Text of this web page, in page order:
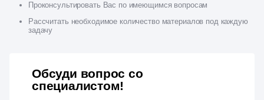
Проконсультировать Вас по имеющимся вопросам
Рассчитать необходимое количество материалов под каждую
задачу
Обсуди вопрос со
специалистом!